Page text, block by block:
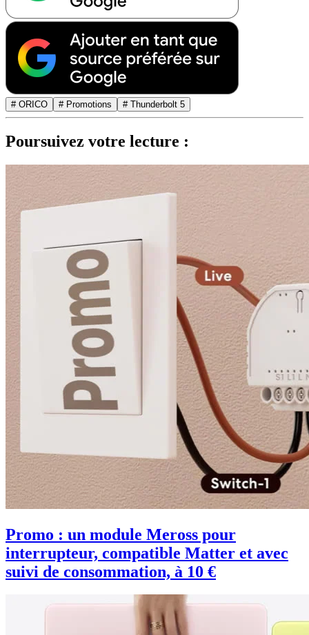
# ORICO # Promotions # Thunderbolt 5
Poursuivez votre lecture :
Promo : un module Meross pour
interrupteur, compatible Matter et avec
suivi de consommation, à 10 €